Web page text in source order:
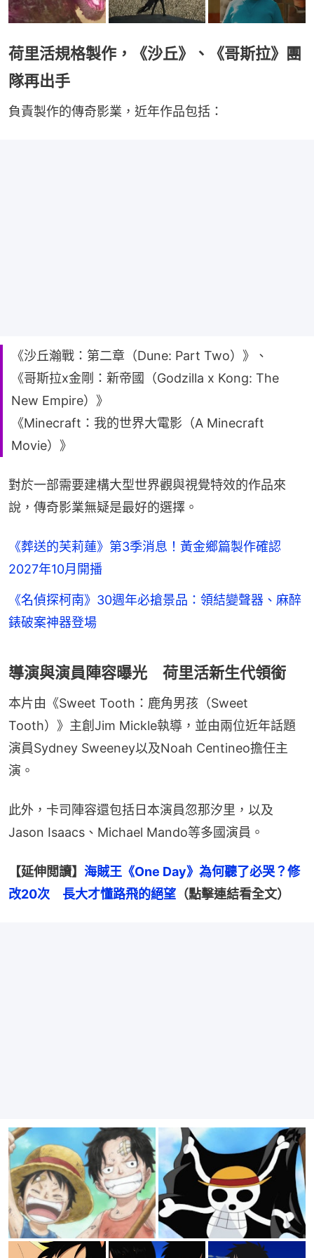
荷里活規格製作，《沙丘》、《哥斯拉》團
隊再出手
負責製作的傳奇影業，近年作品包括：
《沙丘瀚戰：第二章（Dune: Part Two）》、
《哥斯拉x金剛：新帝國（Godzilla x Kong: The
New Empire）》
《Minecraft：我的世界大電影（A Minecraft
Movie）》
對於一部需要建構大型世界觀與視覺特效的作品來
說，傳奇影業無疑是最好的選擇。
《葬送的芙莉蓮》第3季消息！黃金鄉篇製作確認
2027年10月開播
《名偵探柯南》30週年必搶景品：領結變聲器、麻醉
錶破案神器登場
導演與演員陣容曝光 荷里活新生代領銜
本片由《Sweet Tooth：鹿角男孩（Sweet
Tooth）》主創Jim Mickle執導，並由兩位近年話題
演員Sydney Sweeney以及Noah Centineo擔任主
演。
此外，卡司陣容還包括日本演員忽那汐里，以及
Jason Isaacs、Michael Mando等多國演員。
【延伸閲讀】 海賊王《One Day》為何聽了必哭？修
改20次　長大才懂路飛的絕望 （點擊連結看全文）